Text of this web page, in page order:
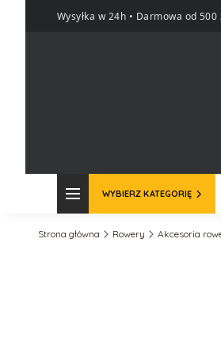
Wysyłka w 24h • Darmowa od
WYBIERZ KATEGORIĘ
Strona główna Rowery Akcesoria